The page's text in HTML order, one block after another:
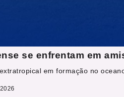
se enfrentam em
em formação no